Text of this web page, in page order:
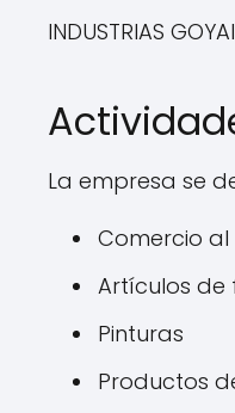
INDUSTRIAS
La empresa se
Comercio
Artículos de
Pinturas
Productos